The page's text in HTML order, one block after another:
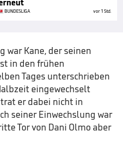
BUNDESLIGA vor 1 Std.
war Kane, der seinen
in den frühen
Tages unterschrieben
eingewechselt
er dabei nicht in
seiner Einwechslung war
Tor von Dani Olmo aber